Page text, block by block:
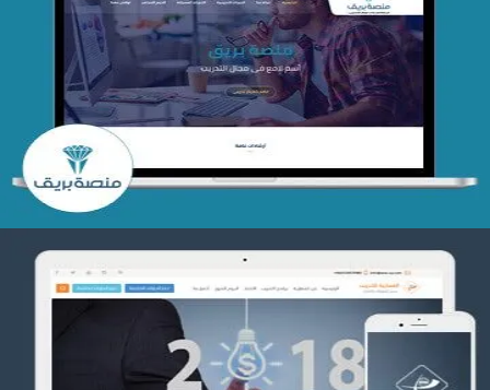
تصميم منصة بريق
التفاصيل
تصميم العمارية للتدريب